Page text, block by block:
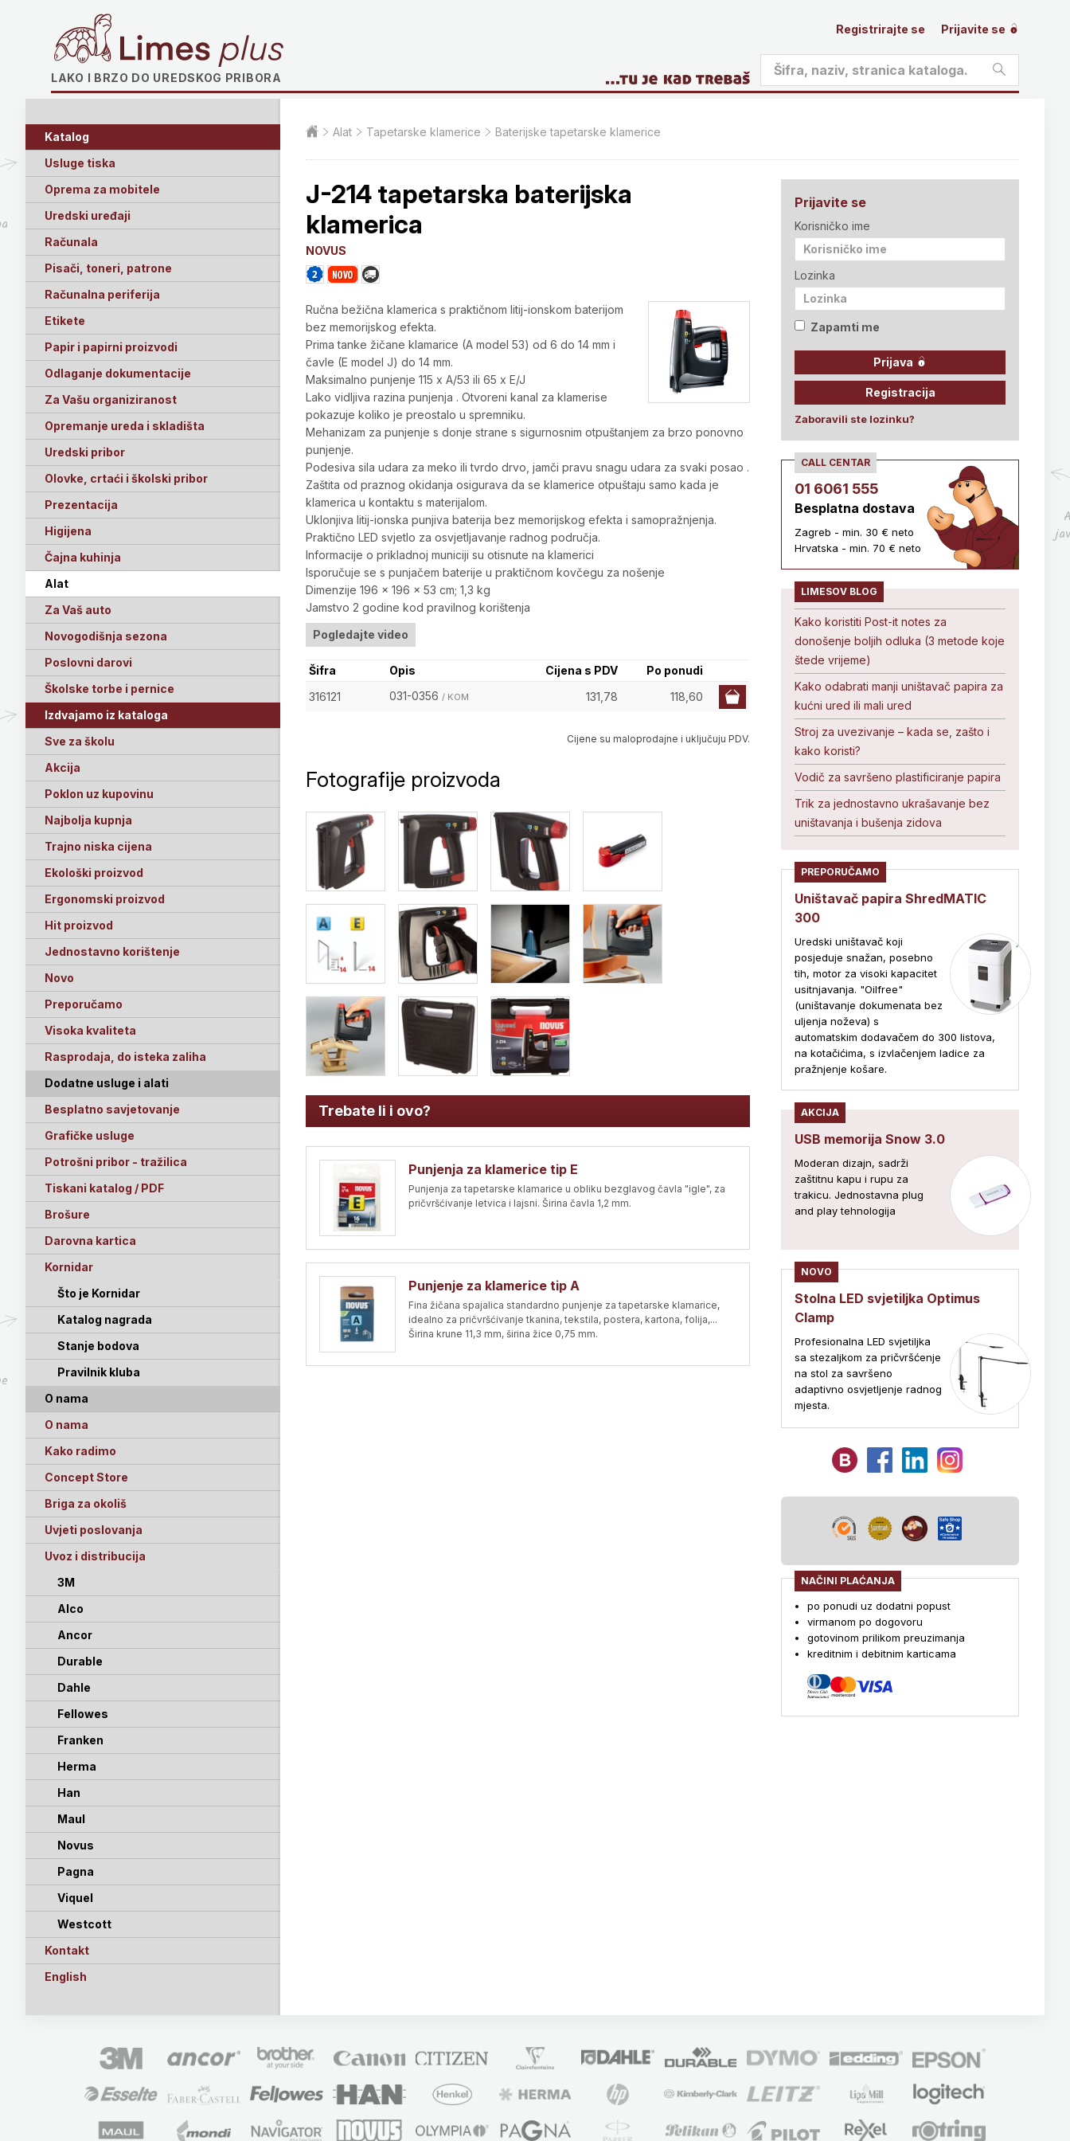
LAKO I BRZO DO UREDSKOG PRIBORA
Registrirajte se Prijavite se
Katalog
Usluge tiska
Oprema za mobitele
Uredski uređaji
Računala
Pisači, toneri, patrone
Računalna periferija
Etikete
Papir i papirni proizvodi
Odlaganje dokumentacije
Za Vašu organiziranost
Opremanje ureda i skladišta
Uredski pribor
Olovke, crtaći i školski pribor
Prezentacija
Higijena
Čajna kuhinja
Alat
Za Vaš auto
Novogodišnja sezona
Poslovni darovi
Školske torbe i pernice
Izdvajamo iz kataloga
Sve za školu
Akcija
Poklon uz kupovinu
Najbolja kupnja
Trajno niska cijena
Ekološki proizvod
Ergonomski proizvod
Hit proizvod
Jednostavno korištenje
Novo
Preporučamo
Visoka kvaliteta
Rasprodaja, do isteka zaliha
Dodatne usluge i alati
Besplatno savjetovanje
Grafičke usluge
Potrošni pribor - tražilica
Tiskani katalog / PDF
Brošure
Darovna kartica
Kornidar
Što je Kornidar
Katalog nagrada
Stanje bodova
Pravilnik kluba
O nama
O nama
Kako radimo
Concept Store
Briga za okoliš
Uvjeti poslovanja
Uvoz i distribucija
3M
Alco
Ancor
Durable
Dahle
Fellowes
Franken
Herma
Han
Maul
Novus
Pagna
Viquel
Westcott
Kontakt
English
Alat Tapetarske klamerice Baterijske tapetarske klamerice
J-214 tapetarska baterijska
klamerica
NOVUS
Ručna bežična klamerica s praktičnom litij-ionskom baterijom
bez memorijskog efekta.
Prima tanke žičane klamarice (A model 53) od 6 do 14 mm i
čavle (E model J) do 14 mm.
Maksimalno punjenje 115 x A/53 ili 65 x E/J
Lako vidljiva razina punjenja . Otvoreni kanal za klamerise
pokazuje koliko je preostalo u spremniku.
Mehanizam za punjenje s donje strane s sigurnosnim otpuštanjem za brzo ponovno
punjenje.
Podesiva sila udara za meko ili tvrdo drvo, jamči pravu snagu udara za svaki posao .
Zaštita od praznog okidanja osigurava da se klamerice otpuštaju samo kada je
klamerica u kontaktu s materijalom.
Uklonjiva litij-ionska punjiva baterija bez memorijskog efekta i samopražnjenja.
Praktično LED svjetlo za osvjetljavanje radnog područja.
Informacije o prikladnoj municiji su otisnute na klamerici
Isporučuje se s punjačem baterije u praktičnom kovčegu za nošenje
Dimenzije 196 x 196 x 53 cm; 1,3 kg
Jamstvo 2 godine kod pravilnog korištenja
Pogledajte video
Šifra Opis Cijena s PDV
Po ponudi
316121
031-0356 / KOM 131,78 118,60
Cijene su maloprodajne i uključuju PDV.
Fotografije proizvoda
Trebate li i ovo?
Punjenja za klamerice tip E
Punjenja za tapetarske klamarice u obliku bezglavog čavla "igle", za
pričvršćivanje letvica i lajsni. Širina čavla 1,2 mm.
Punjenje za klamerice tip A
Fina žičana spajalica standardno punjenje za tapetarske klamarice,
idealno za pričvršćivanje tkanina, tekstila, postera, kartona, folija,...
Širina krune 11,3 mm, širina žice 0,75 mm.
Prijavite se
Korisničko ime
Lozinka
Zapamti me
Prijava
Registracija
Zaboravili ste lozinku?
CALL CENTAR
01 6061 555
Besplatna dostava
Zagreb - min. 30 € neto
Hrvatska - min. 70 € neto
LIMESOV BLOG
Kako koristiti Post-it notes za
donošenje boljih odluka (3 metode koje
štede vrijeme)
Kako odabrati manji uništavač papira za
kućni ured ili mali ured
Stroj za uvezivanje – kada se, zašto i
kako koristi?
Vodič za savršeno plastificiranje papira
Trik za jednostavno ukrašavanje bez
uništavanja i bušenja zidova
PREPORUČAMO
Uništavač papira ShredMATIC
300
Uredski uništavač koji
posjeduje snažan, posebno
tih, motor za visoki kapacitet
usitnjavanja. "Oilfree"
(uništavanje dokumenata bez
uljenja noževa) s
automatskim dodavačem do 300 listova,
na kotačićima, s izvlačenjem ladice za
pražnjenje košare.
AKCIJA
USB memorija Snow 3.0
Moderan dizajn, sadrži
zaštitnu kapu i rupu za
trakicu. Jednostavna plug
and play tehnologija
NOVO
Stolna LED svjetiljka Optimus
Clamp
Profesionalna LED svjetiljka
sa stezaljkom za pričvršćenje
na stol za savršeno
adaptivno osvjetljenje radnog
mjesta.
NAČINI PLAĆANJA
po ponudi uz dodatni popust
virmanom po dogovoru
gotovinom prilikom preuzimanja
kreditnim i debitnim karticama